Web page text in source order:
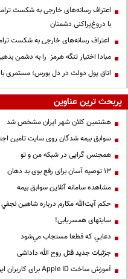
اعتراف رسانه‌های خارجی به شکست
با دروغ‌پراکنی دشمنان
اعتراف رسانه‌های خارجی به شکست
مبادا اختیار تنگه هرمز را به دشمن
اتاق پول دولت در دل بورس؛ مستمری
پربحث ترین عناوین
هشتمین کلان شهر ایران مشخص شد
سوابق بیمه شدگان روی سایت تامین
همجنس گرایی در شبکه من و تو
13 توصیه آسان برای رفع بوی بد دهان
مشاهده سامانه آنلاين سوابق بیمه
حكم آيت‌الله مكارم درباره شاهين نجفي
سایتهای همسریابی!
دعايي كه قطعا مستجاب مي‌شود
جزئیات جدید قتل روح الله داداشی
آموزش ساخت Apple ID برای کاربران ایرانی